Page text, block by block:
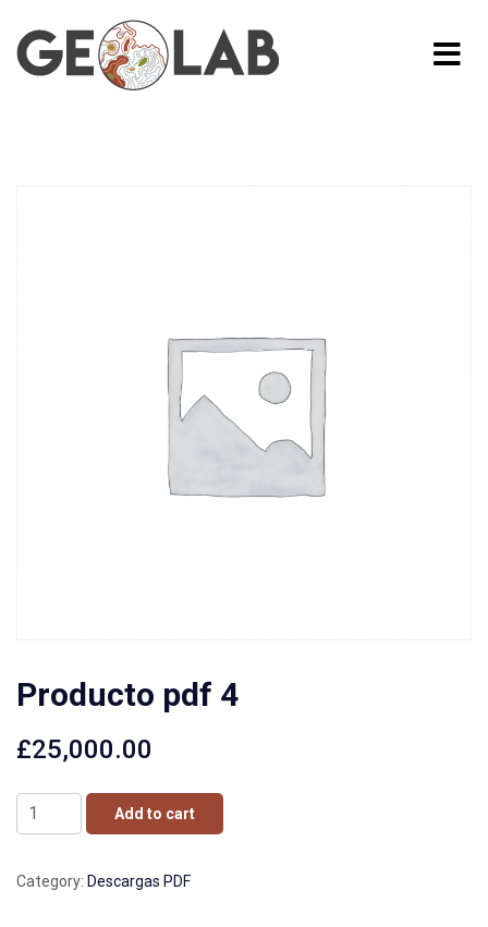
Producto pdf 4
£25,000.00
Producto
pdf
quantity
Add to cart
Category: Descargas PDF